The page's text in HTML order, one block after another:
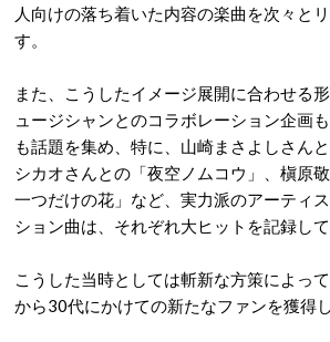
人向けの落ち着いた内容の楽曲を次々と
す。
また、こうしたイメージ展開に合わせる
ュージシャンとのコラボレーション企画
も話題を集め、特に、山崎まさよしさん
シカオさんとの「夜空ノムコウ」、槇原
一つだけの花」など、実力派のアーティ
ション曲は、それぞれ大ヒットを記録して
こうした当時としては斬新な方策によっ
から30代にかけての新たなファンを獲得